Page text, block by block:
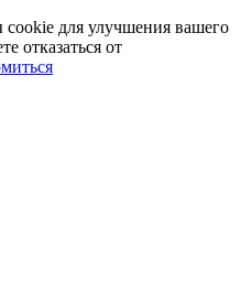
cookie для улучшения вашего
отказаться от